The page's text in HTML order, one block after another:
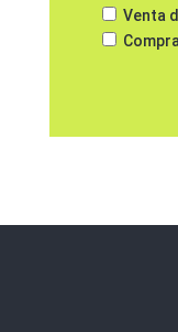
Venta